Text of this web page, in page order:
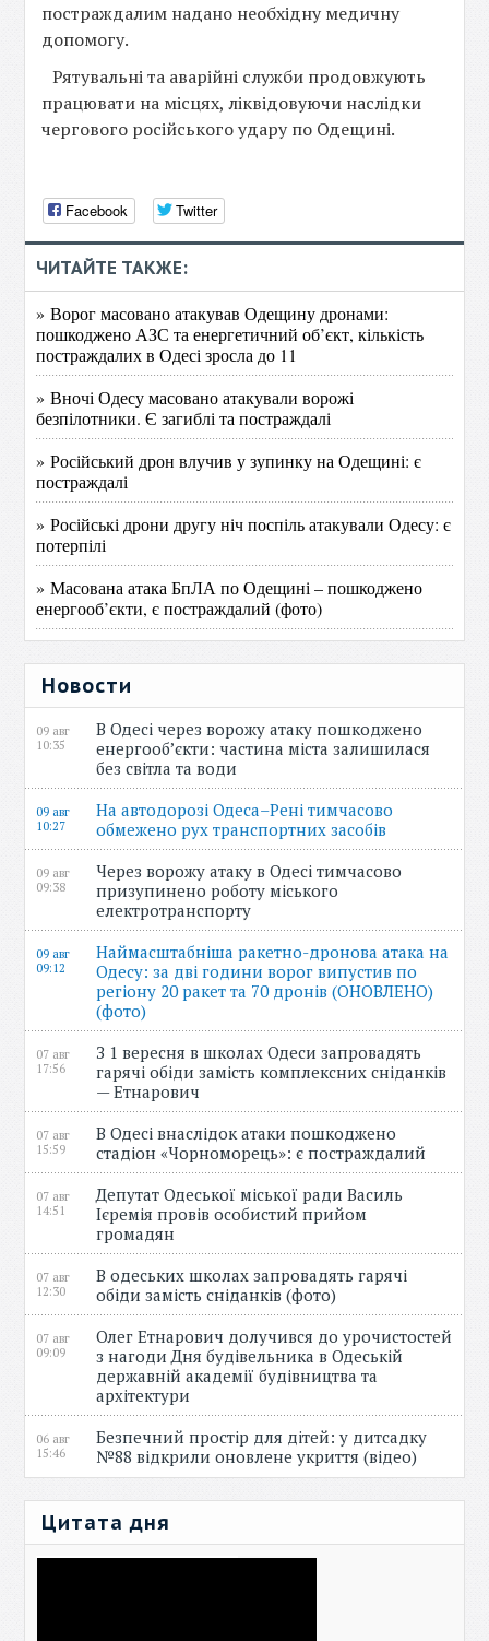
постраждалим надано необхідну медичну
допомогу.
Рятувальні та аварійні служби продовжують
працювати на місцях, ліквідовуючи наслідки
чергового російського удару по Одещині.
Facebook Twitter
ЧИТАЙТЕ ТАКЖЕ:
» Ворог масовано атакував Одещину дронами:
пошкоджено АЗС та енергетичний об’єкт, кількість
постраждалих в Одесі зросла до 11
» Вночі Одесу масовано атакували ворожі
безпілотники. Є загиблі та постраждалі
» Російський дрон влучив у зупинку на Одещині: є
постраждалі
» Російські дрони другу ніч поспіль атакували Одесу: є
потерпілі
» Масована атака БпЛА по Одещині – пошкоджено
енергооб’єкти, є постраждалий (фото)
Новости
09 авг
10:35
В Одесі через ворожу атаку пошкоджено
енергооб’єкти: частина міста залишилася
без світла та води
09 авг
10:27
На автодорозі Одеса–Рені тимчасово
обмежено рух транспортних засобів
09 авг
09:38
Через ворожу атаку в Одесі тимчасово
призупинено роботу міського
електротранспорту
09 авг
09:12
Наймасштабніша ракетно-дронова атака на
Одесу: за дві години ворог випустив по
регіону 20 ракет та 70 дронів (ОНОВЛЕНО)
(фото)
07 авг
17:56
З 1 вересня в школах Одеси запровадять
гарячі обіди замість комплексних сніданків
— Етнарович
07 авг
15:59
В Одесі внаслідок атаки пошкоджено
стадіон «Чорноморець»: є постраждалий
07 авг
14:51
Депутат Одеської міської ради Василь
Ієремія провів особистий прийом
громадян
07 авг
12:30
В одеських школах запровадять гарячі
обіди замість сніданків (фото)
07 авг
09:09
Олег Етнарович долучився до урочистостей
з нагоди Дня будівельника в Одеській
державній академії будівництва та
архітектури
06 авг
15:46
Безпечний простір для дітей: у дитсадку
№88 відкрили оновлене укриття (відео)
Цитата дня